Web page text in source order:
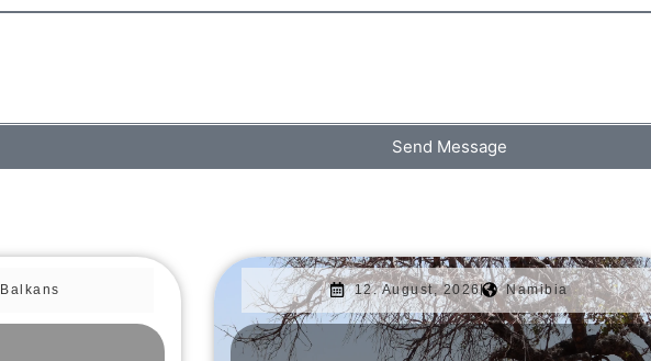
Send Message
Balkans 12. August, 2026 Namibia